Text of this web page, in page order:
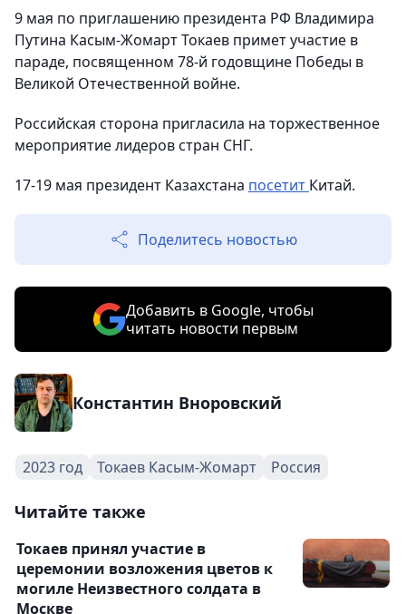
9 мая по приглашению президента РФ Владимира
Путина Касым-Жомарт Токаев примет участие в
параде, посвященном 78-й годовщине Победы в
Великой Отечественной войне.
Российская сторона пригласила на торжественное
мероприятие лидеров стран СНГ.
17-19 мая президент Казахстана посетит Китай.
Поделитесь новостью
Добавить в Google, чтобы
читать новости первым
Константин Вноровский
2023 год Токаев Касым-Жомарт Россия
Читайте также
Токаев принял участие в
церемонии возложения цветов к
могиле Неизвестного солдата в
Москве